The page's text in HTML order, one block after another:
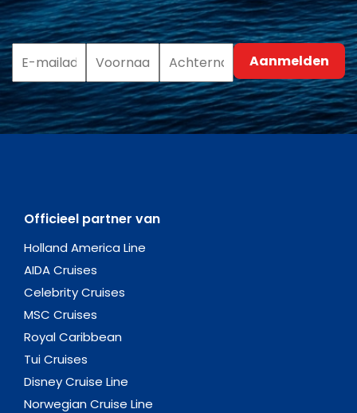
Officieel partner van
Holland America Line
AIDA Cruises
Celebrity Cruises
MSC Cruises
Royal Caribbean
Tui Cruises
Disney Cruise Line
Norwegian Cruise Line